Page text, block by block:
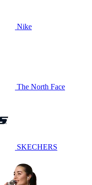
Nike
The North Face
SKECHERS